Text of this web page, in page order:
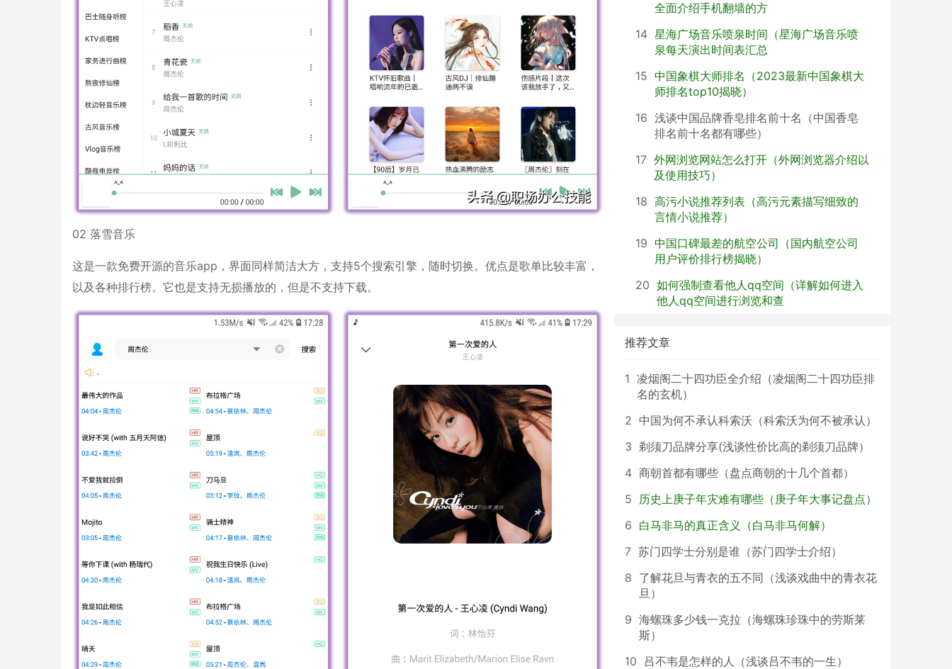
02 落雪音乐
这是一款免费开源的音乐app，界面同样简洁大方，支持5个搜索引擎，随时切换。优点是歌单比较丰富，
以及各种排行榜。它也是支持无损播放的，但是不支持下载。
全面介绍手机翻墙的方
14 星海广场音乐喷泉时间（星海广场音乐喷
泉每天演出时间表汇总
15 中国象棋大师排名（2023最新中国象棋大
师排名top10揭晓）
16 浅谈中国品牌香皂排名前十名（中国香皂
排名前十名都有哪些）
17 外网浏览网站怎么打开（外网浏览器介绍以
及使用技巧）
18 高污小说推荐列表（高污元素描写细致的
言情小说推荐）
19 中国口碑最差的航空公司（国内航空公司
用户评价排行榜揭晓）
20 如何强制查看他人qq空间（详解如何进入
他人qq空间进行浏览和查
推荐文章
1 凌烟阁二十四功臣全介绍（凌烟阁二十四功臣排
名的玄机）
2 中国为何不承认科索沃（科索沃为何不被承认）
3 剃须刀品牌分享(浅谈性价比高的剃须刀品牌）
4 商朝首都有哪些（盘点商朝的十几个首都）
5 历史上庚子年灾难有哪些（庚子年大事记盘点）
6 白马非马的真正含义（白马非马何解）
7 苏门四学士分别是谁（苏门四学士介绍）
8 了解花旦与青衣的五不同（浅谈戏曲中的青衣花
旦）
9 海螺珠多少钱一克拉（海螺珠珍珠中的劳斯莱
斯）
10
吕不韦是怎样的人（浅谈吕不韦的一生）